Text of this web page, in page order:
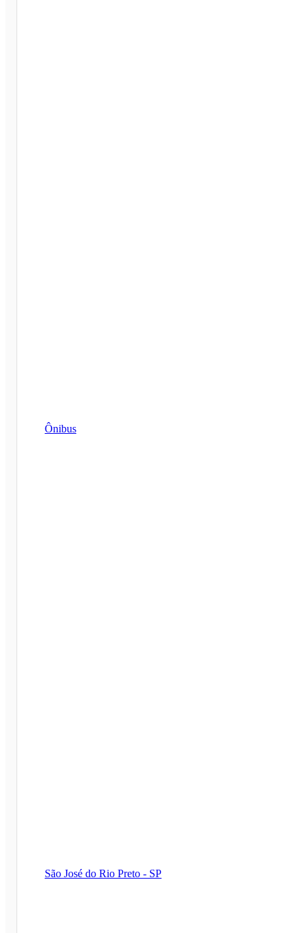
Ônibus
São José do Rio Preto - SP